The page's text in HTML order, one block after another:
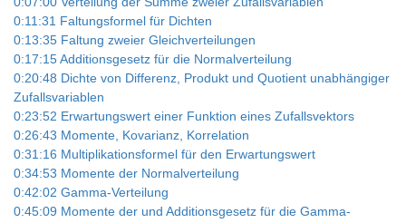
0:11:31 Faltungsformel für Dichten
0:13:35 Faltung zweier Gleichverteilungen
0:17:15 Additionsgesetz für die Normalverteilung
0:20:48 Dichte von Differenz, Produkt und Quotient unabhängiger
Zufallsvariablen
0:23:52 Erwartungswert einer Funktion eines Zufallsvektors
0:26:43 Momente, Kovarianz, Korrelation
0:31:16 Multiplikationsformel für den Erwartungswert
0:34:53 Momente der Normalverteilung
0:42:02 Gamma-Verteilung
0:45:09 Momente der und Additionsgesetz für die Gamma-